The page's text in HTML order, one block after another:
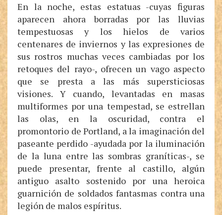
En la noche, estas estatuas -cuyas figuras
aparecen ahora borradas por las lluvias
tempestuosas y los hielos de varios
centenares de inviernos y las expresiones de
sus rostros muchas veces cambiadas por los
retoques del rayo-, ofrecen un vago aspecto
que se presta a las más supersticiosas
visiones. Y cuando, levantadas en masas
multiformes por una tempestad, se estrellan
las olas, en la oscuridad, contra el
promontorio de Portland, a la imaginación del
paseante perdido -ayudada por la iluminación
de la luna entre las sombras graníticas-, se
puede presentar, frente al castillo, algún
antiguo asalto sostenido por una heroica
guarnición de soldados fantasmas contra una
legión de malos espíritus.